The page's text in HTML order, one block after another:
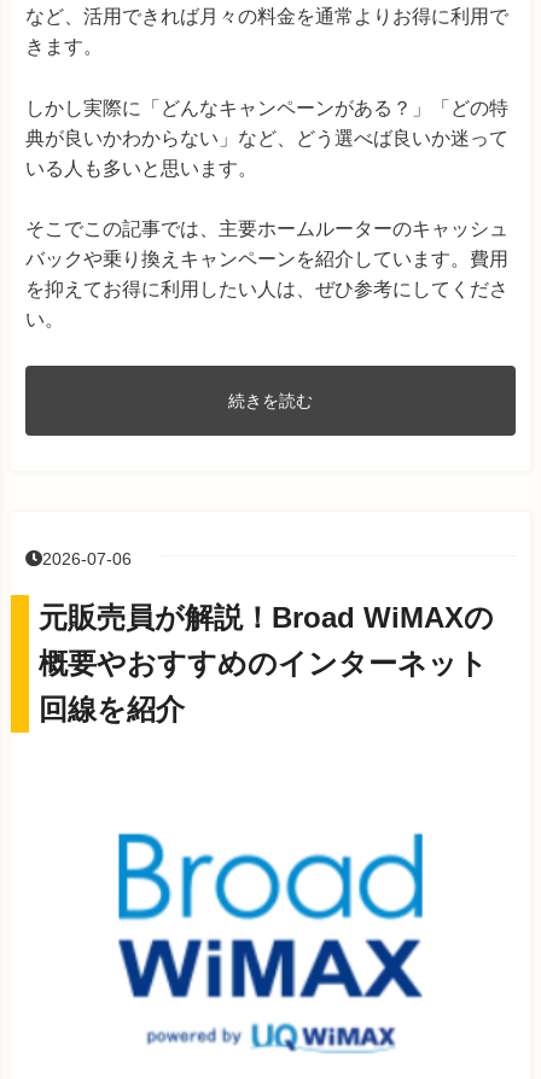
など、活用できれば月々の料金を通常よりお得に利用で
きます。
しかし実際に「どんなキャンペーンがある？」「どの特
典が良いかわからない」など、どう選べば良いか迷って
いる人も多いと思います。
そこでこの記事では、主要ホームルーターのキャッシュ
バックや乗り換えキャンペーンを紹介しています。費用
を抑えてお得に利用したい人は、ぜひ参考にしてくださ
い。
続きを読む
2026-07-06
元販売員が解説！Broad WiMAXの
概要やおすすめのインターネット
回線を紹介